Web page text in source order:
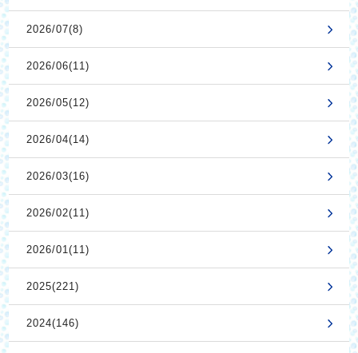
2026/07(8)
2026/06(11)
2026/05(12)
2026/04(14)
2026/03(16)
2026/02(11)
2026/01(11)
2025(221)
2024(146)